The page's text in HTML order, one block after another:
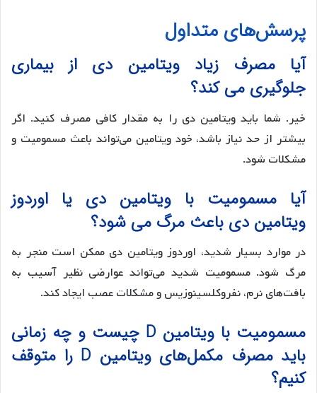
پرسش‌های متداول
آیا مصرف زیاد ویتامین دی از بیماری
جلوگیری می کند؟
خیر. شما باید ویتامین دی را به مقدار کافی مصرف کنید. اگر
بیشتر از حد نیاز باشد، خود ویتامین می‌تواند باعث مسمومیت و
مشکلات شود.
آیا مسمومیت با ویتامین دی یا اوردوز
ویتامین دی باعث مرگ می شود؟
در موارد بسیار شدید، اوردوز ویتامین دی ممکن است منجر به
مرگ شود. مسمومیت شدید می‌تواند عوارضی نظیر آسیب به
بافت‌های نرم، نفروکلسینوزیس و مشکلات عصب ایجاد کند.
مسمومیت با ویتامین D چیست و چه زمانی
باید مصرف مکمل‌های ویتامین D را متوقف
کنیم؟